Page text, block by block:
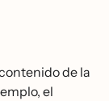
de la
el